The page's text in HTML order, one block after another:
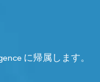
に帰属します。